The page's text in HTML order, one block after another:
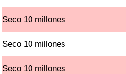
Seco 10 millones
Seco 10 millones
Seco 10 millones